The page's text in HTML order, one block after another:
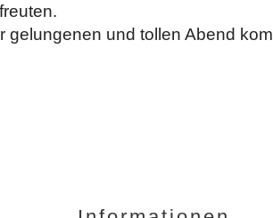
und tollen Abend